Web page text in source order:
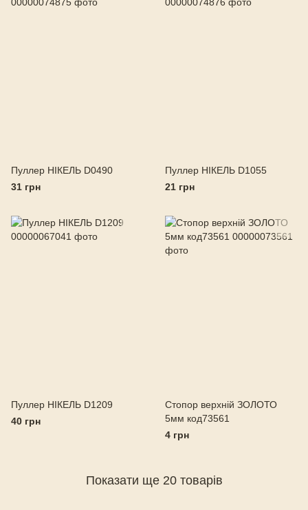
Пуллер НІКЕЛЬ D0490
31 грн
Пуллер НІКЕЛЬ D1055
21 грн
Пуллер НІКЕЛЬ D1209
40 грн
Стопор верхній ЗОЛОТО
5мм код73561
4 грн
Показати ще 20 товарів